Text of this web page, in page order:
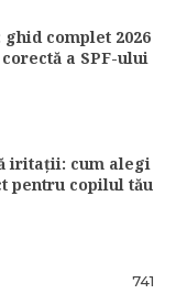
complet 2026
a SPF-ului
iritații: cum alegi
pentru copilul tău
741